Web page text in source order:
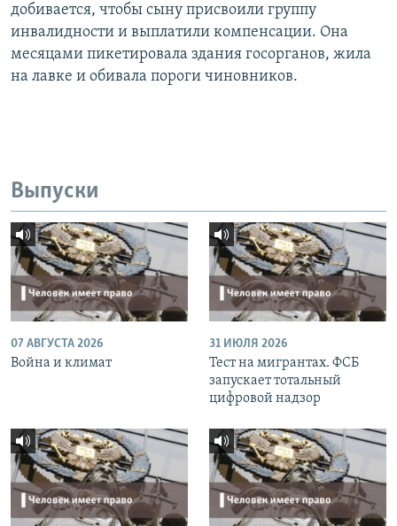
добивается, чтобы сыну присвоили группу
инвалидности и выплатили компенсации. Она
месяцами пикетировала здания госорганов, жила
на лавке и обивала пороги чиновников.
Выпуски
07 АВГУСТА 2026
Война и климат
31 ИЮЛЯ 2026
Тест на мигрантах. ФСБ
запускает тотальный
цифровой надзор